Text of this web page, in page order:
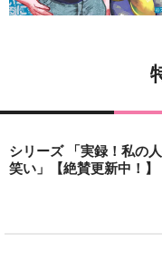
シリーズ 「実録！私の
笑い」【絶賛更新中！】